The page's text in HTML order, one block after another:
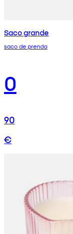
Saco grande
saco de prenda
0
90
€